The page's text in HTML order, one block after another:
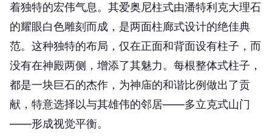
着独特的宏伟气息。其爱奥尼柱式由潘特利克大理石
的耀眼白色雕刻而成，是两面柱廊式设计的绝佳典
范。这种独特的布局，仅在正面和背面设有柱子，而
没有在神殿两侧，增添了其魅力。每根整体式柱子，
都是一块巨石的杰作，为神庙的和谐比例做出了贡
献，特意选择以与其雄伟的邻居——多立克式山门
——形成视觉平衡。